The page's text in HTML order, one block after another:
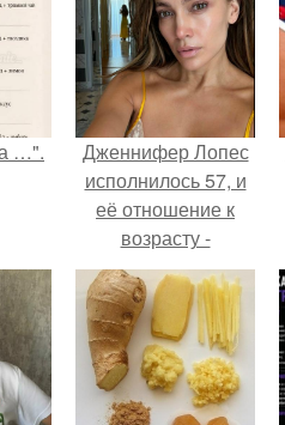
…".
Дженнифер Лопес
исполнилось 57, и
её отношение к
возрасту -
настоящий
манифест
уверенности: "не
говорите, что я
отлично выгляжу
для 57.